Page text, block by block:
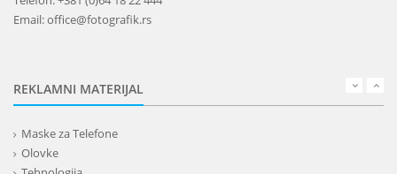
Email: office@fotografik.rs
REKLAMNI MATERIJAL
Maske za Telefone
Olovke